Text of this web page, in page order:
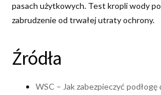
pasach użytkowych. Test kropli wody
zabrudzenie od trwałej utraty ochrony.
Źródła
WSC – Jak zabezpieczyć